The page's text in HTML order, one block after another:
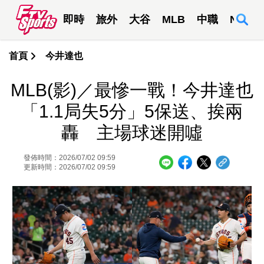
即時 旅外 大谷 MLB 中職 NBA
首頁 今井達也
MLB(影)／最慘一戰！今井達也
「1.1局失5分」5保送、挨兩
轟 主場球迷開噓
發佈時間：2026/07/02 09:59
更新時間：2026/07/02 09:59